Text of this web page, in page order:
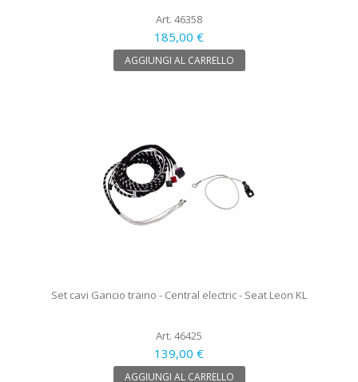
Art. 46358
185,00 €
AGGIUNGI AL CARRELLO
Set cavi Gancio traino - Central electric - Seat Leon KL
Art. 46425
139,00 €
AGGIUNGI AL CARRELLO